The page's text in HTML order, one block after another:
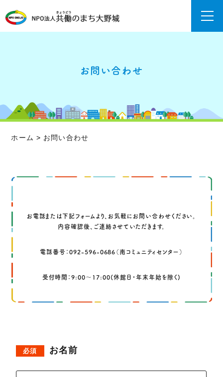
お問い合わせ
ホーム > お問い合わせ
お電話または下記フォームより、お気軽にお問い合わせください。
内容確認後、ご連絡させていただきます。
電話番号： 092-596-0686 （南コミュニティセンター）
受付時間：9:00〜17:00(休館日・年末年始を除く)
必須 お名前